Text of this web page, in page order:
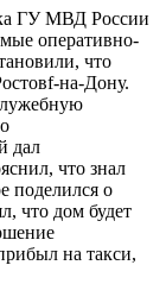
ГУ МВД России
оперативно-
что
на-Дону.
дал
что знал
поделился о
что дом будет
на такси,